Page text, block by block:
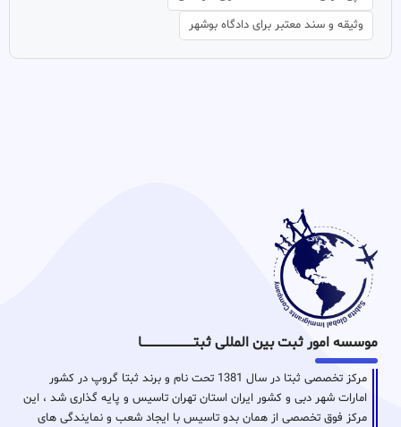
وثیقه و سند معتبر برای دادگاه بوشهر
موسسه امور ثبت بین المللی ثبتـــــــــــــــــــــــــــــا
مرکز تخصصی ثبتا در سال 1381 تحت نام و برند ثبتا گروپ در کشور
امارات شهر دبی و کشور ایران استان تهران تاسیس و پایه گذاری شد ، این
مرکز فوق تخصصی از همان بدو تاسیس با ایجاد شعب و نمایندگی های